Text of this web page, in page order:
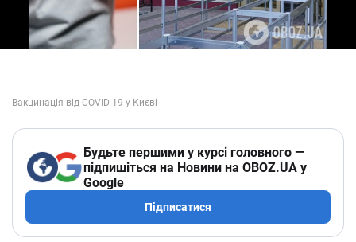
Будьте першими у курсі головного —
підпишіться на Новини на OBOZ.UA у
Google
Підписатися